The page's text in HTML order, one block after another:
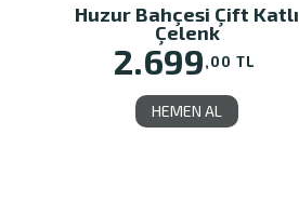
Huzur Bahçesi Çift Katlı
Çelenk
2.699,00 TL
HEMEN AL